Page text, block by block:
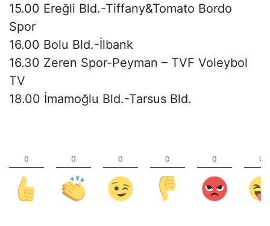
15.00 Ereğli Bld.-Tiffany&Tomato Bordo
Spor
16.00 Bolu Bld.-İlbank
16.30 Zeren Spor-Peyman – TVF Voleybol
TV
18.00 İmamoğlu Bld.-Tarsus Bld.